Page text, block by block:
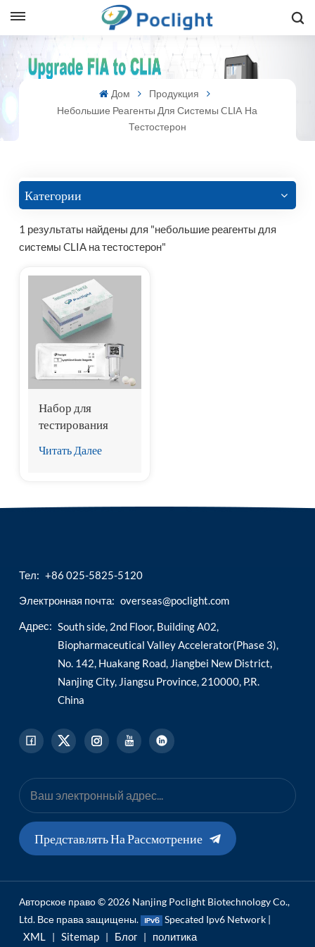
Дом
Продукция
Небольшие Реагенты Для Системы CLIA На
Тестостерон
Категории
1 результаты найдены для "небольшие реагенты для
системы CLIA на тестостерон"
Набор для
тестирования
(хемилюминесцентный
Читать Далее
Тел: +86 025-5825-5120
Электронная почта: overseas@poclight.com
Адрес: South side, 2nd Floor, Building A02,
Biopharmaceutical Valley Accelerator(Phase 3),
No. 142, Huakang Road, Jiangbei New District,
Nanjing City, Jiangsu Province, 210000, P.R.
China
Представлять На Рассмотрение
Авторское право © 2026 Nanjing Poclight Biotechnology Co.,
Ltd. Все права защищены.
Specated Ipv6 Network |
XML | Sitemap | Блог | политика